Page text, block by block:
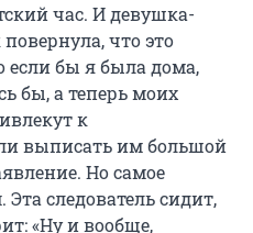
час. И девушка-
что это
если бы я была дома,
бы, а теперь моих
к
выписать им большой
Но самое
следователь сидит,
«Ну и вообще,